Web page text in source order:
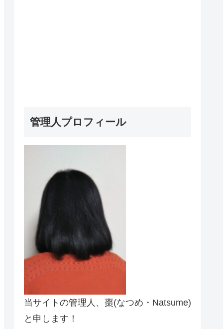
管理人プロフィール
当サイトの管理人、棗(なつめ・Natsume)
と申します！